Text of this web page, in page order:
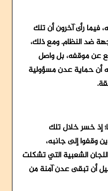
رأى آخرون أن تلك
ضد النظام. ومع ذلك،
عن موقفه، بل واصل
أن حماية عدن مسؤولية
إذ خسر خلال تلك
وقفوا إلى جانبه،
الشعبية التي تشكلت
أن تبقى عدن آمنة من